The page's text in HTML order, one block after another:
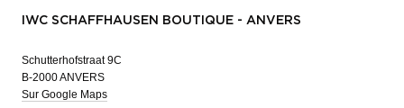
IWC SCHAFFHAUSEN BOUTIQUE - ANVERS
Schutterhofstraat 9C
B-2000 ANVERS
Sur Google Maps